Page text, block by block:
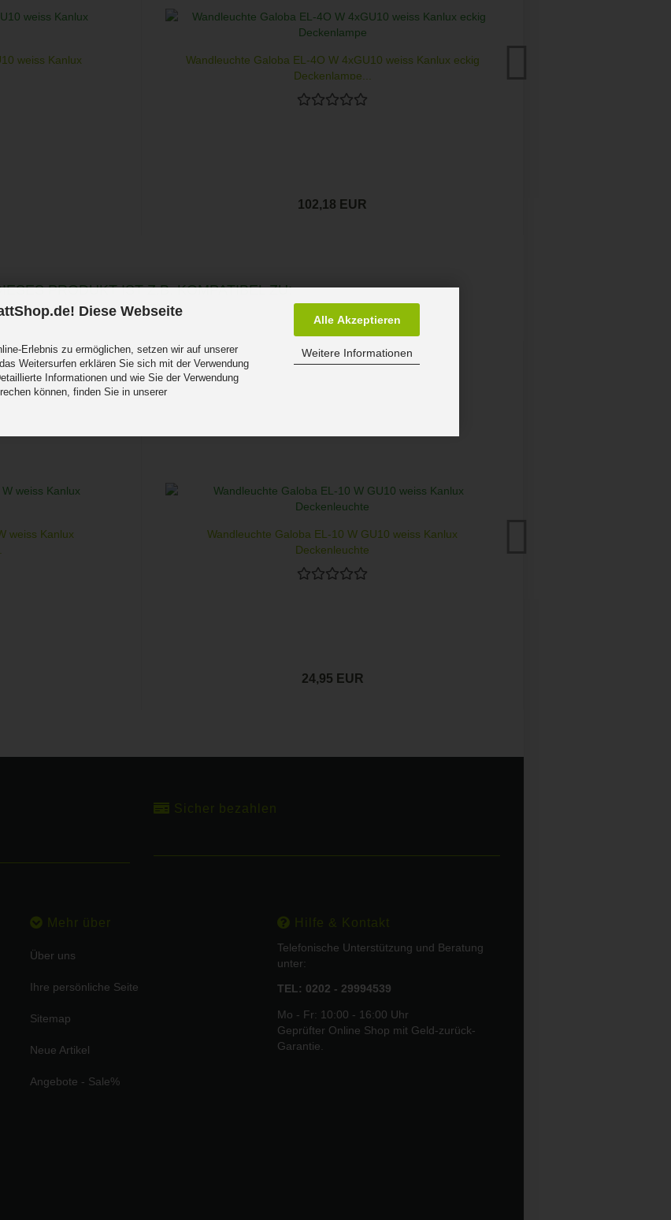
Diese Webseite
Erlebnis zu ermöglichen, setzen wir auf unserer
Weitersurfen erklären Sie sich mit der Verwendung
Informationen und wie Sie der Verwendung
können, finden Sie in unserer
Alle Akzeptieren
Weitere Informationen
weiss Kanlux
Wandleuchte Galoba EL-4O W 4xGU10 weiss Kanlux eckig
Deckenlampe...
102,18 EUR
PRODUKT IST Z.B. KOMPATIBEL ZU:
weiss Kanlux
Wandleuchte Galoba EL-10 W GU10 weiss Kanlux
Deckenleuchte
24,95 EUR
Sicher bezahlen
Mehr über
Über uns
Ihre persönliche Seite
Sitemap
Neue Artikel
Angebote - Sale%
Hilfe & Kontakt
Telefonische Unterstützung und Beratung
unter:
TEL: 0202 - 29994539
Mo - Fr: 10:00 - 16:00 Uhr
Geprüfter Online Shop mit Geld-zurück-
Garantie.